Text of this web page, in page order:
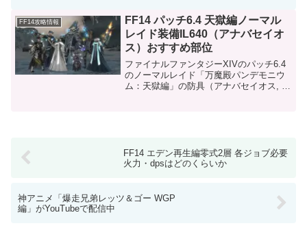
動します。煉獄編零式3層の推定必要火力
水準竜...
FF14攻略情報
FF14 パッチ6.4 天獄編ノーマル
レイド装備IL640（アナバセイオ
ス）おすすめ部位
ファイナルファンタジーXIVのパッチ6.4
のノーマルレイド「万魔殿パンデモニウ
ム：天獄編」の防具（アナバセイオス, ア
FF14 エデン再生編零式2層 各ジョブ必要
火力・dpsはどのくらいか
神アニメ「爆走兄弟レッツ＆ゴー WGP
編」がYouTubeで配信中